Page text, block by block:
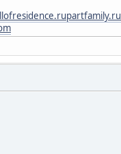
partfamily.ru